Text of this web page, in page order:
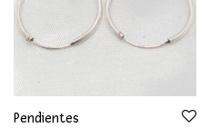
Pendientes